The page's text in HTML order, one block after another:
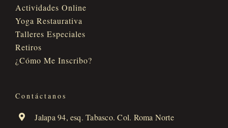
Actividades Online
Yoga Restaurativa
Talleres Especiales
Retiros
¿Cómo Me Inscribo?
Contáctanos
Jalapa 94, esq. Tabasco. Col. Roma Norte